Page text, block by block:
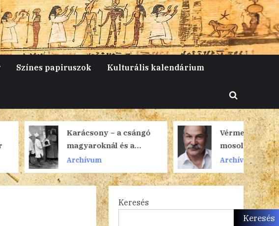
Színes papiruszok Kulturális kalendárium
Toggle
search
form
Karácsony − a csángó
magyaroknál és a
nagyvilágban
Archívum
Vérmedvék és
mosolyok
Archívum
Keresés
Keresés